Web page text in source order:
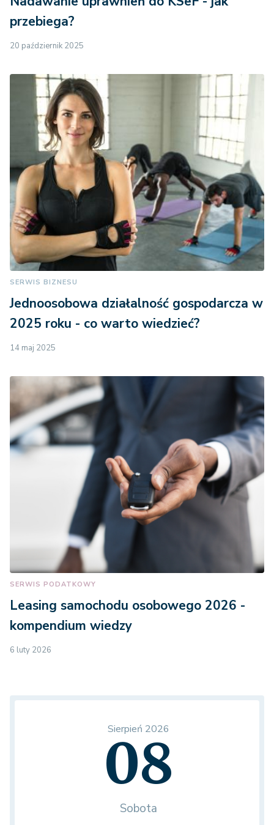
przebiega?
20 październik 2025
SERWIS BIZNESU
Jednoosobowa działalność gospodarcza w
2025 roku - co warto wiedzieć?
14 maj 2025
SERWIS PODATKOWY
Leasing samochodu osobowego 2026 -
kompendium wiedzy
6 luty 2026
Sierpień 2026
08
Sobota